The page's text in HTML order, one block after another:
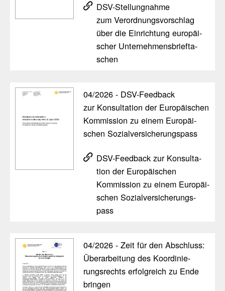
DSV-Stel­lung­nahme
zum Verord­nungs­vor­schlag
über die Einrich­tung euro­päi­
scher Unter­neh­mens­brief­ta­
schen
04/​2026 - DSV-Feed­back
zur Konsul­ta­tion der Euro­päi­schen
Kommis­sion zu einem Euro­päi­
schen Sozi­al­ver­si­che­rungs­pass
DSV-Feed­back zur Konsul­ta­
tion der Euro­päi­schen
Kommis­sion zu einem Euro­päi­
schen Sozi­al­ver­si­che­rungs­
pass
04/​2026 - Zeit für den Abschluss:
Überar­bei­tung des Koor­di­nie­
rungs­rechts erfolg­reich zu Ende
bringen